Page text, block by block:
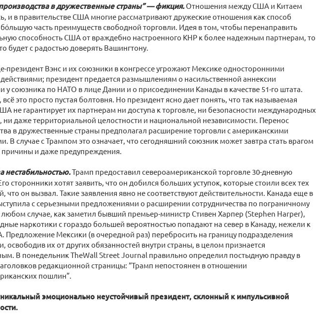
в дружественные страны” — фикция. Отношения между США и Китаем
и в правительстве США многие рассматривают дружеские отношения как способ
часть преимуществ свободной торговли. Идея в том, чтобы перенаправить
способность США от враждебно настроенного КНР к более надежным партнерам, то
будет с радостью доверять Вашингтону.
президент Вэнс и их союзники в конгрессе угрожают Мексике односторонними
президент предается размышлениям о насильственной аннексии
у союзника по НАТО в лице Дании и о присоединении Канады в качестве 51-го штата.
это просто пустая болтовня. Но президент ясно дает понять, что так называемая
не гарантирует их партнерам ни доступа к торговле, ни безопасности международных
ни даже территориальной целостности и национальной независимости. Перенос
в дружественные страны предполагал расширение торговли с американскими
В случае с Трампом это означает, что сегодняшний союзник может завтра стать врагом
причины и даже предупреждения.
нестабильностью.Трамп предоставил североамериканской торговле 30-дневную
сторонники хотят заявить, что он добился больших уступок, которые стоили всех тех
что он вызвал. Такие заявления явно не соответствуют действительности. Канада еще в
с серьезными предложениями о расширении сотрудничества по пограничному
любом случае, как заметил бывший премьер-министр Стивен Харпер (Stephen Harper),
наркотики с гораздо большей вероятностью попадают на север в Канаду, нежели к
Предложение Мексики (в очередной раз) перебросить на границу подразделения
освободив их от других обязанностей внутри страны, в целом признается
В понедельник TheWall Street Journal правильно определил постыдную правду в
редакционной страницы: “Трамп непостоянен в отношении
пошлин”.
эмоционально неустойчивый президент, склонный к импульсивной